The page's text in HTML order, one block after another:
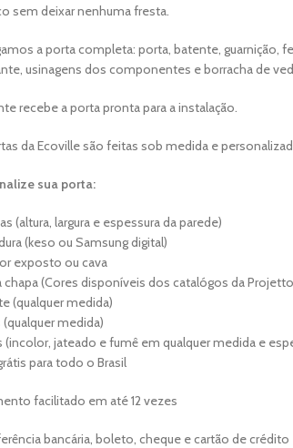
sem deixar nenhuma fresta.
a porta completa: porta, batente, guarnição,
usinagens dos componentes e borracha de
recebe a porta pronta para a instalação.
da Ecoville são feitas sob medida e
sua porta:
(altura, largura e espessura da parede)
(keso ou Samsung digital)
exposto ou cava
chapa (Cores disponíveis dos catalógos da
(qualquer medida)
medida)
(incolor, jateado e fumê em qualquer medida e
para todo o Brasil
facilitado em até 12 vezes
bancária, boleto, cheque e cartão de crédito